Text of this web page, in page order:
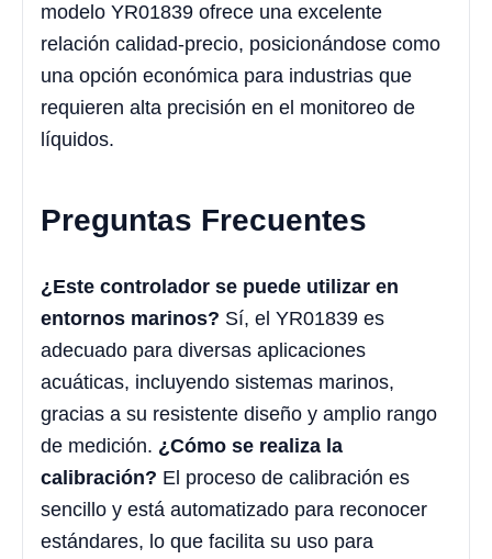
modelo YR01839 ofrece una excelente
relación calidad-precio, posicionándose como
una opción económica para industrias que
requieren alta precisión en el monitoreo de
líquidos.
Preguntas Frecuentes
¿Este controlador se puede utilizar en
entornos marinos? Sí, el YR01839 es
adecuado para diversas aplicaciones
acuáticas, incluyendo sistemas marinos,
gracias a su resistente diseño y amplio rango
de medición. ¿Cómo se realiza la
calibración? El proceso de calibración es
sencillo y está automatizado para reconocer
estándares, lo que facilita su uso para